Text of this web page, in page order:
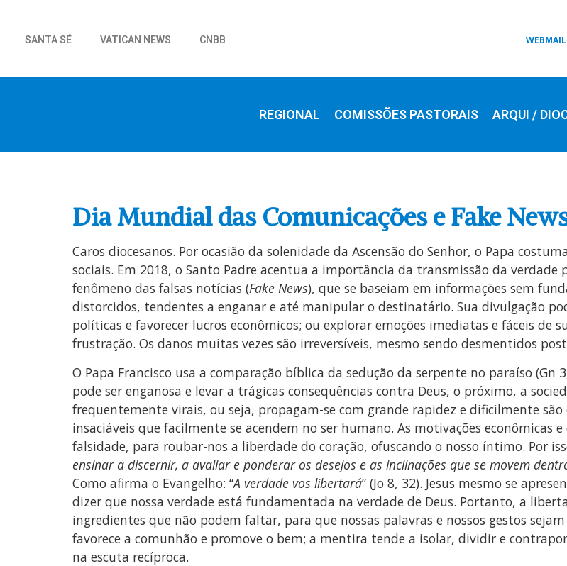
SANTA SÉ VATICAN NEWS CNBB WEBMAIL
REGIONAL COMISSÕES PASTORAIS ARQUI /
Dia Mundial das Comunicações e Fake
Caros diocesanos. Por ocasião da solenidade da Ascensão do Senhor, o Papa
sociais. Em 2018, o Santo Padre acentua a importância da transmissão da verdade
fenômeno das falsas notícias (Fake News), que se baseiam em informações sem
distorcidos, tendentes a enganar e até manipular o destinatário. Sua divulgação
políticas e favorecer lucros econômicos; ou explorar emoções imediatas e fáceis de
frustração. Os danos muitas vezes são irreversíveis, mesmo sendo desmentidos
O Papa Francisco usa a comparação bíblica da sedução da serpente no paraíso
pode ser enganosa e levar a trágicas consequências contra Deus, o próximo, a
frequentemente virais, ou seja, propagam-se com grande rapidez e dificilmente
insaciáveis que facilmente se acendem no ser humano. As motivações
falsidade, para roubar-nos a liberdade do coração, ofuscando o nosso íntimo. Por
ensinar a discernir, a avaliar e ponderar os desejos e as inclinações que se movem
Como afirma o Evangelho: “A verdade vos libertará” (Jo 8, 32). Jesus mesmo se
dizer que nossa verdade está fundamentada na verdade de Deus. Portanto, a
ingredientes que não podem faltar, para que nossas palavras e nossos gestos
favorece a comunhão e promove o bem; a mentira tende a isolar, dividir e
na escuta recíproca.